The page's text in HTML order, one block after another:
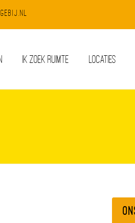
IK ZOEK RUIMTE LOCATIES